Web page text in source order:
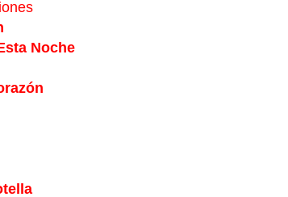
Noche